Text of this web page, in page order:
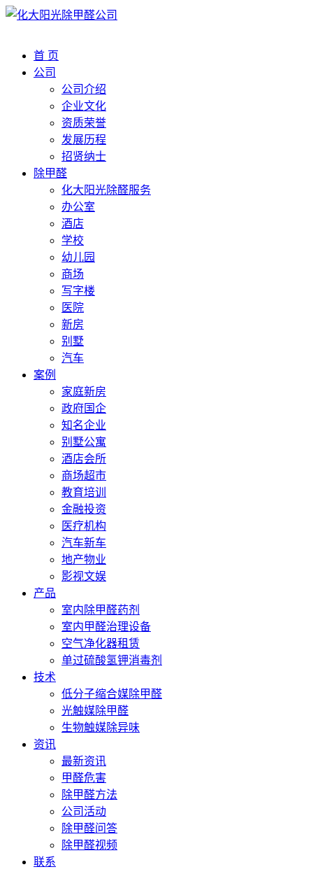
首 页
公司
公司介绍
企业文化
资质荣誉
发展历程
招贤纳士
除甲醛
化大阳光除醛服务
办公室
酒店
学校
幼儿园
商场
写字楼
医院
新房
别墅
汽车
案例
家庭新房
政府国企
知名企业
别墅公寓
酒店会所
商场超市
教育培训
金融投资
医疗机构
汽车新车
地产物业
影视文娱
产品
室内除甲醛药剂
室内甲醛治理设备
空气净化器租赁
单过硫酸氢钾消毒剂
技术
低分子缩合媒除甲醛
光触媒除甲醛
生物触媒除异味
资讯
最新资讯
甲醛危害
除甲醛方法
公司活动
除甲醛问答
除甲醛视频
联系